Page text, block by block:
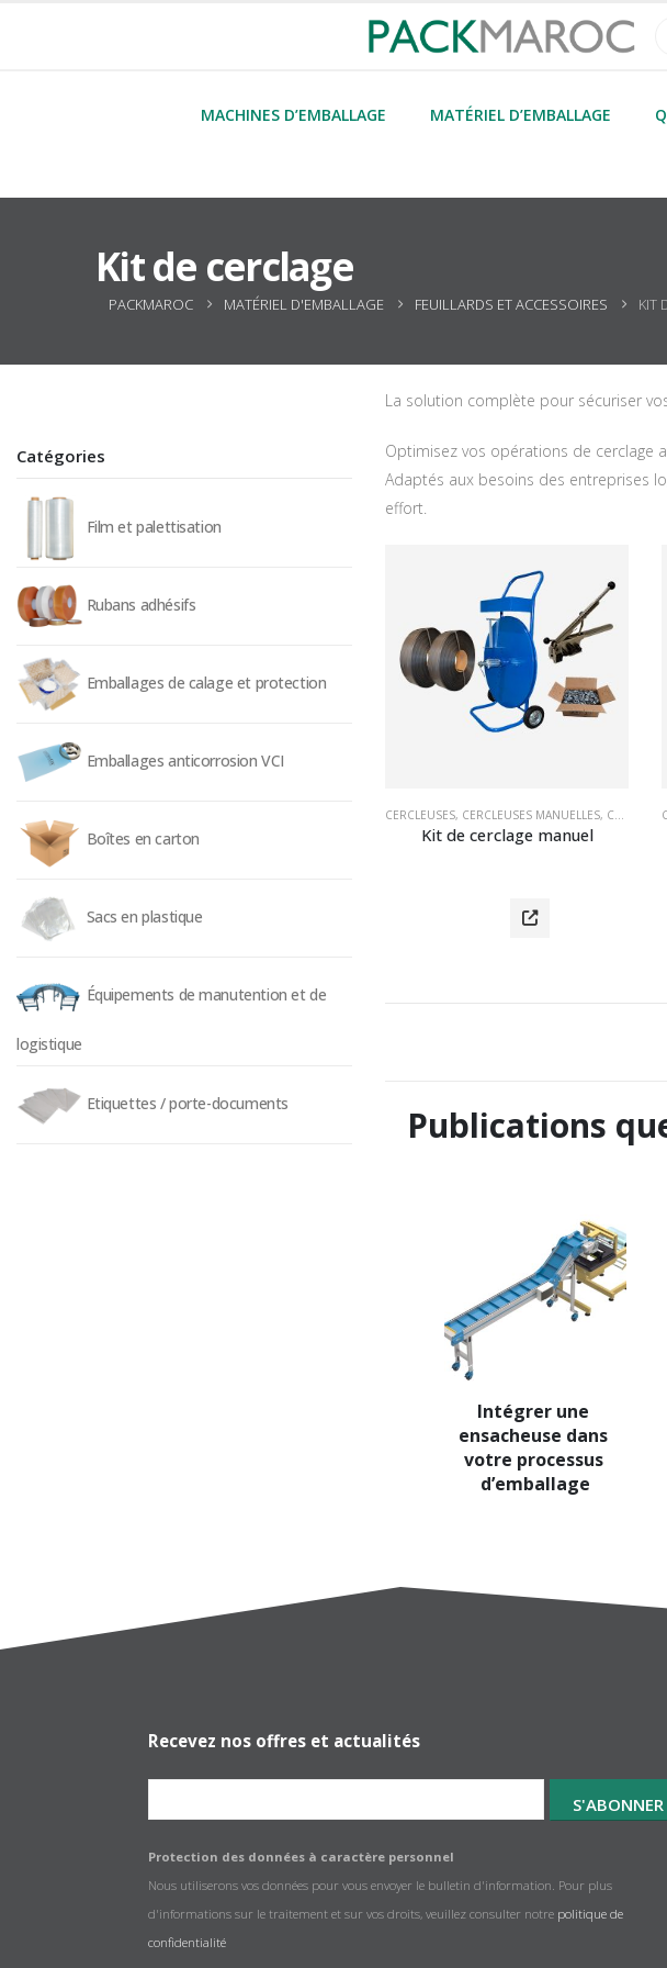
MACHINES D’EMBALLAGE MATÉRIEL D’EMBALLAGE
Kit de cerclage
PACKMAROC MATÉRIEL D'EMBALLAGE FEUILLARDS ET ACCESSOIRES KIT
La solution complète pour sécuriser
Optimisez vos opérations de cerclage
Adaptés aux besoins des entreprises
effort.
CERCLEUSES, CERCLEUSES MANUELLES, CERCLEUSES MANUELLES POUR PP ET PET
Kit de cerclage manuel
Publications
Intégrer une
ensacheuse dans
votre processus
d’emballage
Catégories
Film et palettisation
Rubans adhésifs
Emballages de calage et protection
Emballages anticorrosion VCI
Boîtes en carton
Sacs en plastique
Équipements de manutention et de
logistique
Etiquettes / porte-documents
Recevez nos offres et actualités
Protection des données à caractère personnel
Nous utiliserons vos données pour vous envoyer le bulletin d'information. Pour plus
d'informations sur le traitement et sur vos droits, veuillez consulter notre politique de
confidentialité